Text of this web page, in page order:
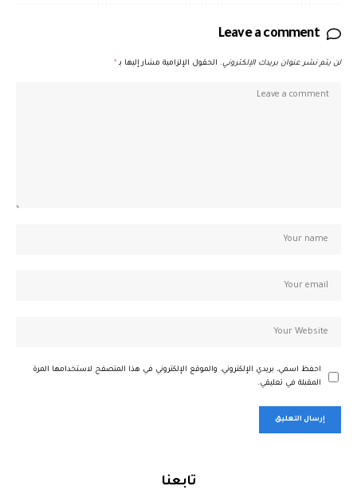
Leave a comment
لن يتم نشر عنوان بريدك الإلكتروني. الحقول الإلزامية مشار إليها بـ *
احفظ اسمي، بريدي الإلكتروني، والموقع الإلكتروني في هذا المتصفح لاستخدامها المرة
المقبلة في تعليقي.
تابعنا